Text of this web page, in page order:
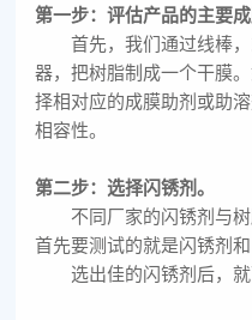
第一步：评估产品的主要成
首先，我们通过线棒，
器，把树脂制成一个干膜
择相对应的成膜助剂或助
相容性。
第二步：选择闪锈剂。
不同厂家的闪锈剂与树
首先要测试的就是闪锈剂
选出佳的闪锈剂后，就